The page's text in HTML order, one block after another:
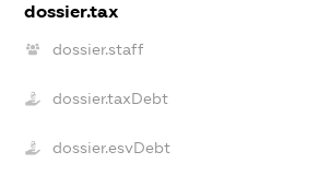
dossier.tax
dossier.staff
dossier.taxDebt
dossier.esvDebt